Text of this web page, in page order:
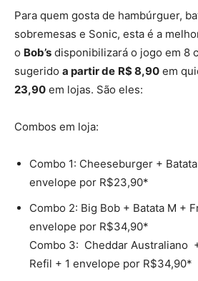
Para quem gosta de hambúrguer,
sobremesas e Sonic, esta é a
o Bob’s disponibilizará o jogo em 8
sugerido a partir de R$ 8,90 em
23,90 em lojas. São eles:
Combos em loja:
Combo 1: Cheeseburger +
envelope por R$23,90*
Combo 2: Big Bob + Batata M +
envelope por R$34,90*
Combo 3: Cheddar Australiano
Refil + 1 envelope por R$34,90*